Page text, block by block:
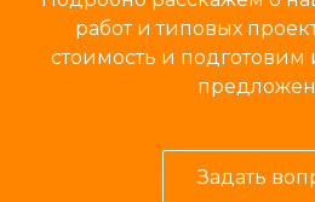
работ и типовых
стоимость и
Задать